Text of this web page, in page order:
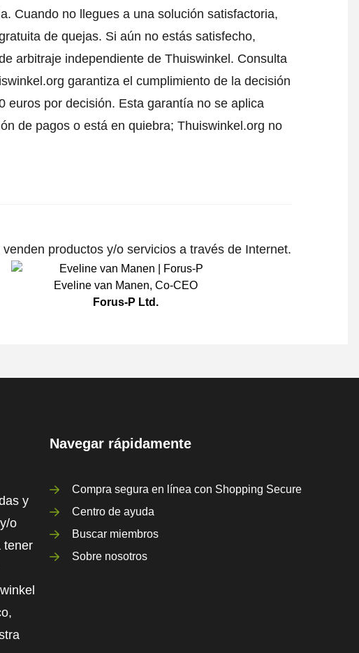
. Cuando no llegues a una solución satisfactoria,
de quejas. Si aún no estás satisfecho,
arbitraje independiente de Thuiswinkel. Consulta
garantiza el cumplimiento de la decisión
euros por decisión. Esta garantía no se aplica
de pagos o está en quiebra; Thuiswinkel.org no
productos y/o servicios a través de Internet.
Eveline van Manen, Co-CEO
Forus-P Ltd.
y
o
tener
Navegar rápidamente
Compra segura en línea con Shopping Secure
Centro de ayuda
Buscar miembros
Sobre nosotros